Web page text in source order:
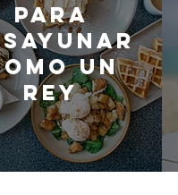
Para
un
rey